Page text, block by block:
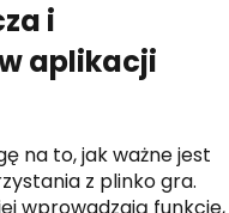
i
aplikacji
na to, jak ważne jest
z plinko gra.